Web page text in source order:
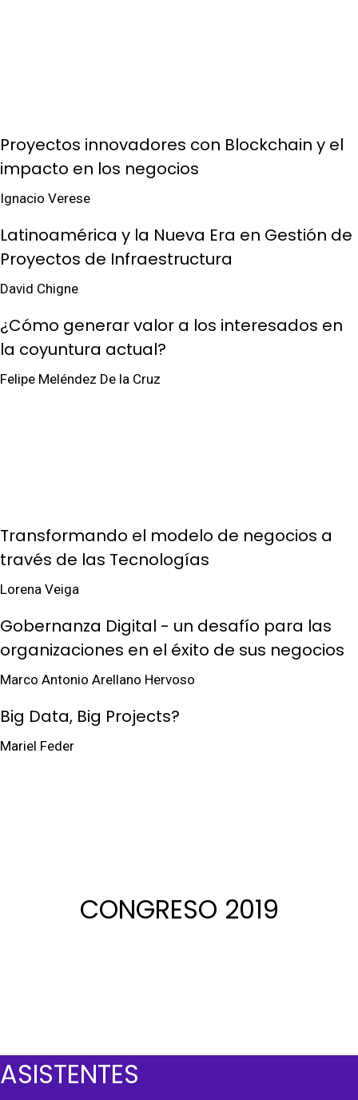
Proyectos innovadores con Blockchain y el
impacto en los negocios
Ignacio Verese
Latinoamérica y la Nueva Era en Gestión de
Proyectos de Infraestructura
David Chigne
¿Cómo generar valor a los interesados en
la coyuntura actual?
Felipe Meléndez De la Cruz
Transformando el modelo de negocios a
través de las Tecnologías
Lorena Veiga
Gobernanza Digital - un desafío para las
organizaciones en el éxito de sus negocios
Marco Antonio Arellano Hervoso
Big Data, Big Projects?
Mariel Feder
CONGRESO 2019
ASISTENTES